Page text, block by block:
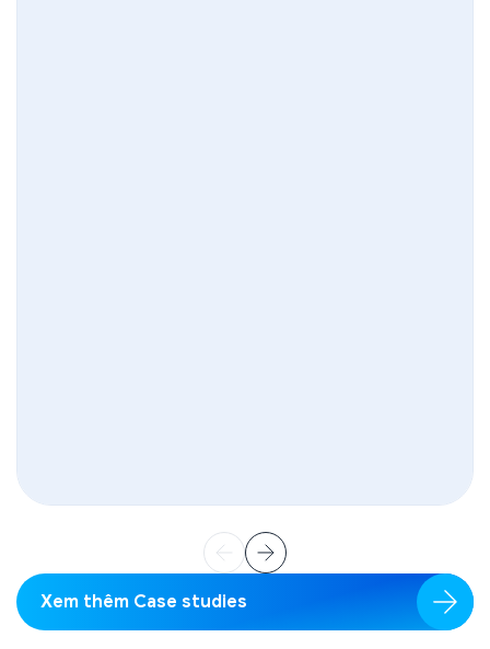
Xem thêm Case studies